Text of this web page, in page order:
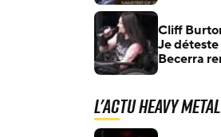
Cliff
Je
Becerra
L'actu Heavy Metal